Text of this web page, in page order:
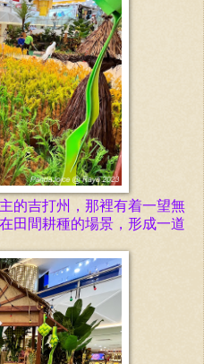
的吉打州，那裡有着一望無
田間耕種的場景，形成一道